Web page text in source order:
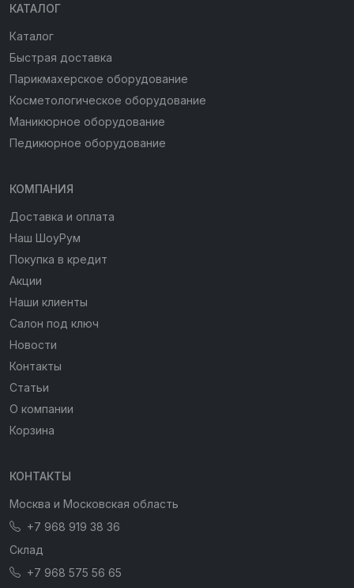
КАТАЛОГ
Каталог
Быстрая доставка
Парикмахерское оборудование
Косметологическое оборудование
Маникюрное оборудование
Педикюрное оборудование
КОМПАНИЯ
Доставка и оплата
Наш ШоуРум
Покупка в кредит
Акции
Наши клиенты
Салон под ключ
Новости
Контакты
Статьи
О компании
Корзина
КОНТАКТЫ
Москва и Московская область
+7 968 919 38 36
Склад
+7 968 575 56 65